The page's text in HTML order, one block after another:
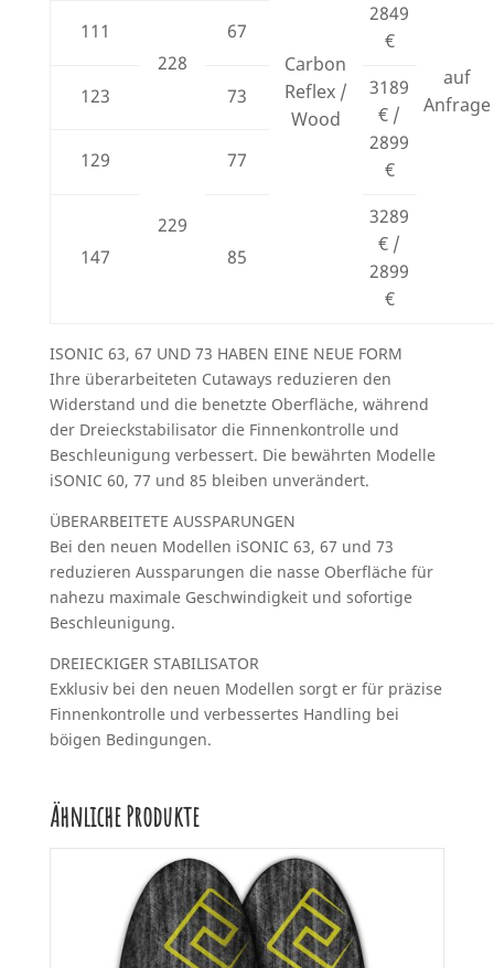
Carbon
Reflex /
Wood
auf
Anfrage
2849
€
111
228
67
123 73
3189
€ /
2899
€
129
229
77
147 85
3289
€ /
2899
€
ISONIC 63, 67 UND 73 HABEN EINE NEUE FORM
Ihre überarbeiteten Cutaways reduzieren den
Widerstand und die benetzte Oberfläche, während
der Dreieckstabilisator die Finnenkontrolle und
Beschleunigung verbessert. Die bewährten Modelle
iSONIC 60, 77 und 85 bleiben unverändert.
ÜBERARBEITETE AUSSPARUNGEN
Bei den neuen Modellen iSONIC 63, 67 und 73
reduzieren Aussparungen die nasse Oberfläche für
nahezu maximale Geschwindigkeit und sofortige
Beschleunigung.
DREIECKIGER STABILISATOR
Exklusiv bei den neuen Modellen sorgt er für präzise
Finnenkontrolle und verbessertes Handling bei
böigen Bedingungen.
Ähnliche Produkte